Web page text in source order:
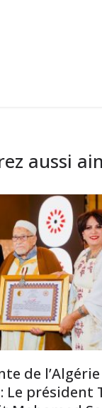
aussi
de l’Algérie
président